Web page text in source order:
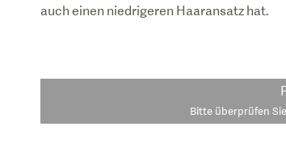
auch einen niedrigeren Haaransatz hat.
Bitte überprüfen